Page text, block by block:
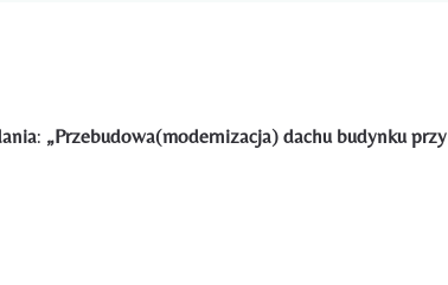
: „Przebudowa(modernizacja) dachu budynku